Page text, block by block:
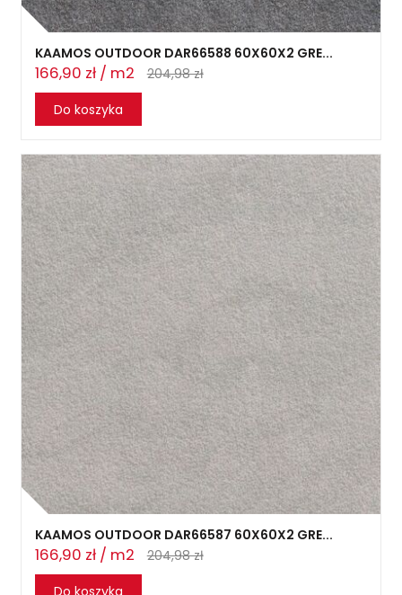
KAAMOS OUTDOOR DAR66588 60X60X2 GRE...
166,90 zł / m2
204,98 zł
Do koszyka
KAAMOS OUTDOOR DAR66587 60X60X2 GRE...
166,90 zł / m2
204,98 zł
Do koszyka